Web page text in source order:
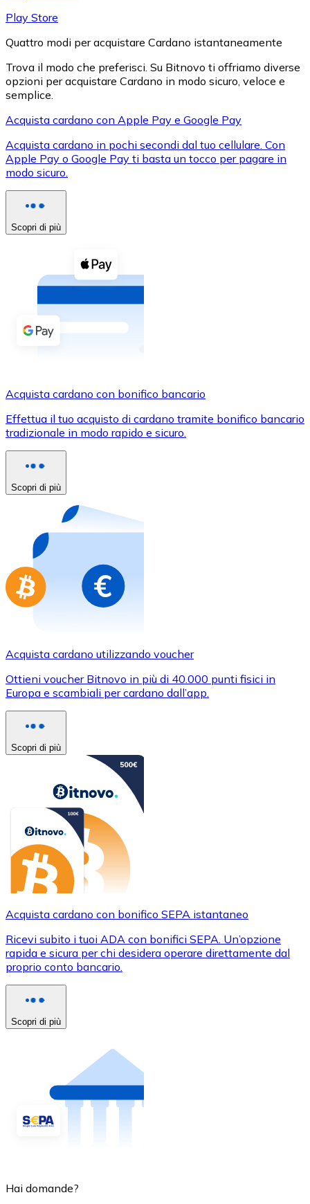
XRP
XRP
Vedi tutto
Buoni cripto
Acquista criptovalute in contanti e altri mezzi di
Acquista con contanti
Bonifico SEPA
Usa le carte Visa e Mastercard per acquistare
Acquista con carta
Acquista gift card dei tuoi marchi preferiti con
Vai al negozio di carte regalo
Play Store
Quattro modi per acquistare Cardano istantaneamente
Trova il modo che preferisci. Su Bitnovo ti offriamo diverse
opzioni per acquistare Cardano in modo sicuro, veloce e
semplice.
Acquista cardano con Apple Pay e Google Pay
Acquista cardano in pochi secondi dal tuo cellulare. Con
Apple Pay o Google Pay ti basta un tocco per pagare in
modo sicuro.
Scopri di più
Acquista cardano con bonifico bancario
Effettua il tuo acquisto di cardano tramite bonifico bancario
tradizionale in modo rapido e sicuro.
Scopri di più
Acquista cardano utilizzando voucher
Ottieni voucher Bitnovo in più di 40.000 punti fisici in
Europa e scambiali per cardano dall’app.
Scopri di più
Acquista cardano con bonifico SEPA istantaneo
Ricevi subito i tuoi ADA con bonifici SEPA. Un’opzione
rapida e sicura per chi desidera operare direttamente dal
proprio conto bancario.
Scopri di più
Hai domande?